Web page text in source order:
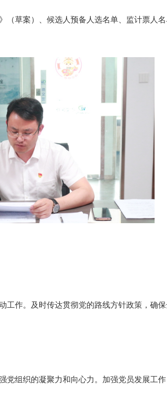
草案）、候选人预备人选名单、监计票人
作。及时传达贯彻党的路线方针政策，确
组织的凝聚力和向心力。加强党员发展工